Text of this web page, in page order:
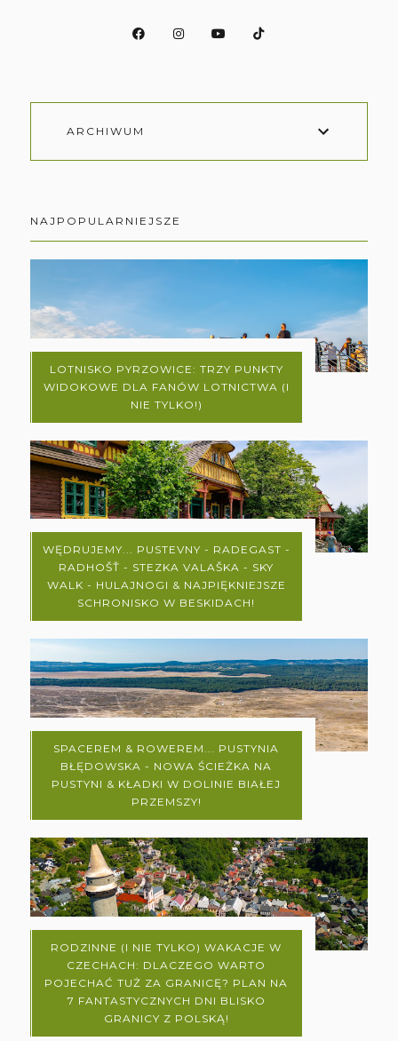
ARCHIWUM
NAJPOPULARNIEJSZE
LOTNISKO PYRZOWICE: TRZY PUNKTY
WIDOKOWE DLA FANÓW LOTNICTWA (I
NIE TYLKO!)
WĘDRUJEMY... PUSTEVNY - RADEGAST -
RADHOŠŤ - STEZKA VALAŠKA - SKY
WALK - HULAJNOGI & NAJPIĘKNIEJSZE
SCHRONISKO W BESKIDACH!
SPACEREM & ROWEREM... PUSTYNIA
BŁĘDOWSKA - NOWA ŚCIEŻKA NA
PUSTYNI & KŁADKI W DOLINIE BIAŁEJ
PRZEMSZY!
RODZINNE (I NIE TYLKO) WAKACJE W
CZECHACH: DLACZEGO WARTO
POJECHAĆ TUŻ ZA GRANICĘ? PLAN NA
7 FANTASTYCZNYCH DNI BLISKO
GRANICY Z POLSKĄ!